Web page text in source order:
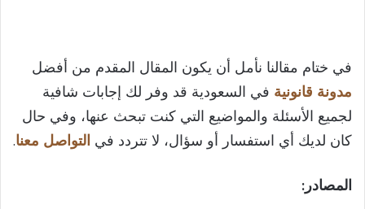
في ختام مقالنا نأمل أن يكون المقال المقدم من أفضل
مدونة قانونية في السعودية قد وفر لك إجابات شافية
لجميع الأسئلة والمواضيع التي كنت تبحث عنها، وفي حال
كان لديك أي استفسار أو سؤال، لا تتردد في التواصل معنا.
المصادر :